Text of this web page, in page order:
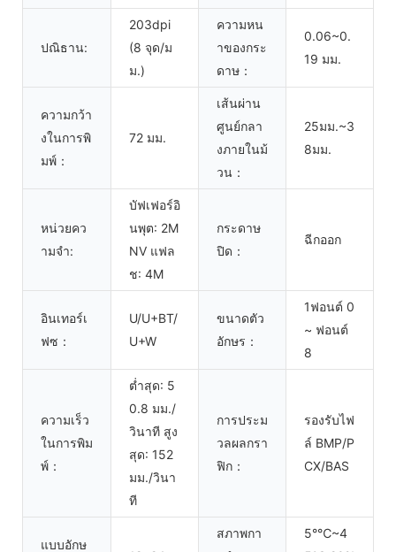
ปณิธาน:
203dpi
(8 จุด/ม
ม.)
ความหน
าของกระ
ดาษ：
0.06~0.
19 มม.
ความกว้า
งในการพิ
มพ์：
72 มม.
เส้นผ่าน
ศูนย์กลา
งภายในม้
วน：
25มม.~3
8มม.
หน่วยคว
ามจำ:
บัฟเฟอร์อิ
นพุต: 2M
NV แฟล
ช: 4M
กระดาษ
ปิด：
ฉีกออก
อินเทอร์เ
ฟซ：
U/U+BT/
U+W
ขนาดตัว
อักษร：
1ฟอนต์ 0
~ ฟอนต์
8
ความเร็ว
ในการพิม
พ์：
ต่ำสุด: 5
0.8 มม./
วินาที สูง
สุด: 152
มม./วินา
ที
การประม
วลผลกรา
ฟิก：
รองรับไฟ
ล์ BMP/P
CX/BAS
แบบอักษ
สภาพกา
5°℃~4